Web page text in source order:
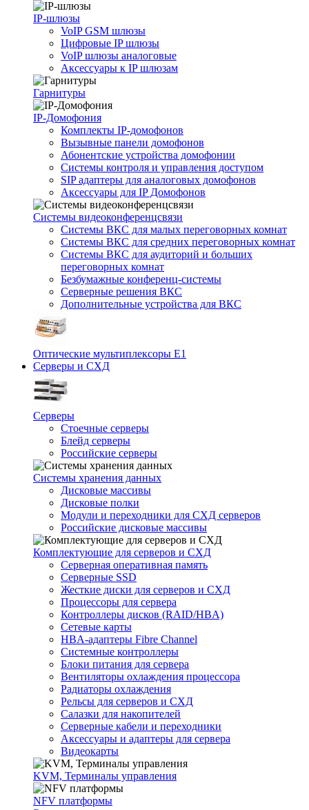
IP-шлюзы
VoIP GSM шлюзы
Цифровые IP шлюзы
VoIP шлюзы аналоговые
Аксессуары к IP шлюзам
Гарнитуры
IP-Домофония
Комплекты IP-домофонов
Вызывные панели домофонов
Абонентские устройства домофонии
Системы контроля и управления доступом
SIP адаптеры для аналоговых домофонов
Аксессуары для IP Домофонов
Системы видеоконференцсвязи
Системы ВКС для малых переговорных комнат
Системы ВКС для средних переговорных комнат
Системы ВКС для аудиторий и больших
переговорных комнат
Безбумажные конференц-системы
Серверные решения ВКС
Дополнительные устройства для ВКС
Оптические мультиплексоры Е1
Серверы и СХД
Серверы
Стоечные серверы
Блейд серверы
Российские серверы
Системы хранения данных
Дисковые массивы
Дисковые полки
Модули и переходники для СХД серверов
Российские дисковые массивы
Комплектующие для серверов и СХД
Серверная оперативная память
Серверные SSD
Жесткие диски для серверов и СХД
Процессоры для сервера
Контроллеры дисков (RAID/HBA)
Сетевые карты
HBA-адаптеры Fibre Channel
Системные контроллеры
Блоки питания для сервера
Вентиляторы охлаждения процессора
Радиаторы охлаждения
Рельсы для серверов и СХД
Салазки для накопителей
Серверные кабели и переходники
Аксессуары и адаптеры для сервера
Видеокарты
KVM, Терминалы управления
NFV платформы